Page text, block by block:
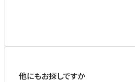
他にもお探しですか